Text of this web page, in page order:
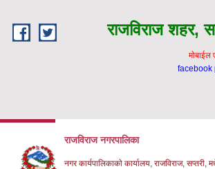
राजविराज शहर,
माेबाईल
facebook
राजविराज नगरपालिका
नगर कार्यपालिकाकाे कार्यालय, राजविराज, सप्तरी,